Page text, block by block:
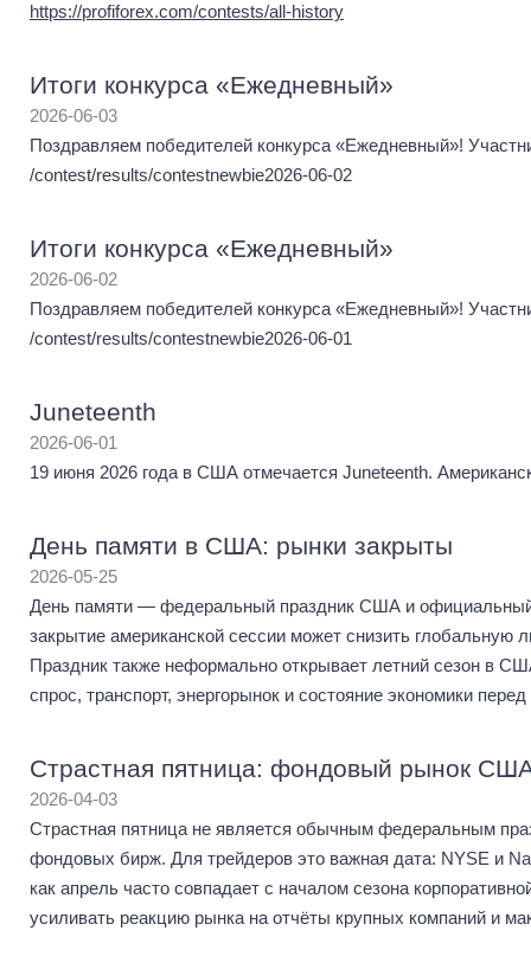
https://profiforex.com/contests/all-history
Итоги конкурса «Ежедневный»
2026-06-03
Поздравляем победителей конкурса «Ежедневный»!
/contest/results/contestnewbie2026-06-02
Итоги конкурса «Ежедневный»
2026-06-02
Поздравляем победителей конкурса «Ежедневный»!
/contest/results/contestnewbie2026-06-01
Juneteenth
2026-06-01
19 июня 2026 года в США отмечается Juneteenth.
День памяти в США: рынки закрыты
2026-05-25
День памяти — федеральный праздник США и
закрытие американской сессии может снизить глобальную
Праздник также неформально открывает летний сезон в
спрос, транспорт, энергорынок и состояние экономики
Страстная пятница: фондовый рынок
2026-04-03
Страстная пятница не является обычным федеральным
фондовых бирж. Для трейдеров это важная дата: NYSE и
как апрель часто совпадает с началом сезона
усиливать реакцию рынка на отчёты крупных компаний и